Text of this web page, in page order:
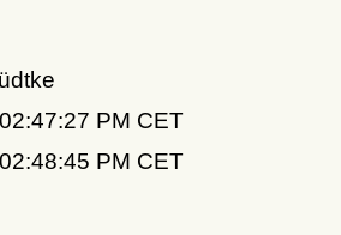
PM CET
PM CET